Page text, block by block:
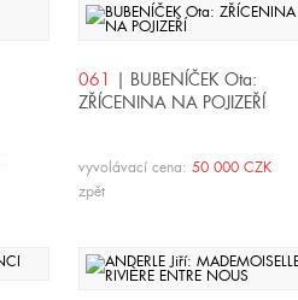
061 | BUBENÍČEK Ota:
ZŘÍCENINA NA POJIZEŘÍ
vyvolávací cena: 50 000 CZK
zpět